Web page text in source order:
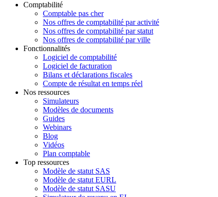
Comptabilité
Comptable pas cher
Nos offres de comptabilité par activité
Nos offres de comptabilité par statut
Nos offres de comptabilité par ville
Fonctionnalités
Logiciel de comptabilité
Logiciel de facturation
Bilans et déclarations fiscales
Compte de résultat en temps réel
Nos ressources
Simulateurs
Modèles de documents
Guides
Webinars
Blog
Vidéos
Plan comptable
Top ressources
Modèle de statut SAS
Modèle de statut EURL
Modèle de statut SASU